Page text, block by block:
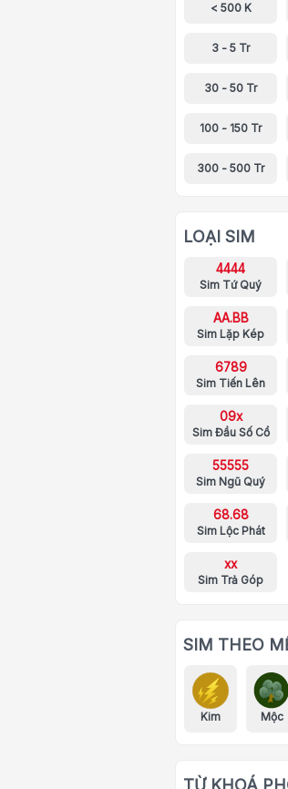
< 500 K
3 - 5 Tr
30 - 50 Tr
100 - 150 Tr
300 - 500 Tr
LOẠI SIM
4444
Sim Tứ Quý
AA.BB
Sim Lặp Kép
6789
Sim Tiến Lên
09x
Sim Đầu Số Cổ
55555
Sim Ngũ Quý
68.68
Sim Lộc Phát
xx
Sim Trả Góp
SIM THEO
Kim Mộc
TỪ KHOÁ